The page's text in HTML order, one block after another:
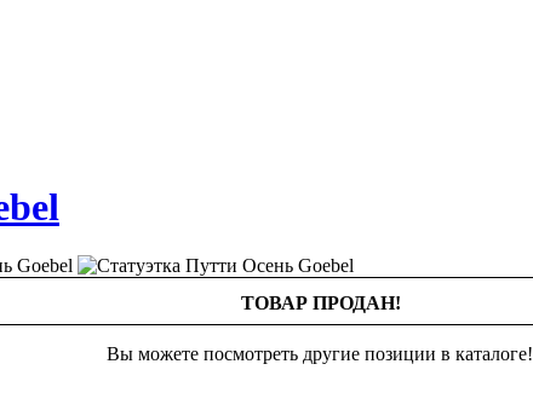
ТОВАР ПРОДАН!
Вы можете посмотреть другие позиции в каталоге!